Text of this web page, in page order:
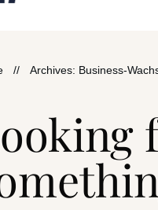
// Archives: Business-